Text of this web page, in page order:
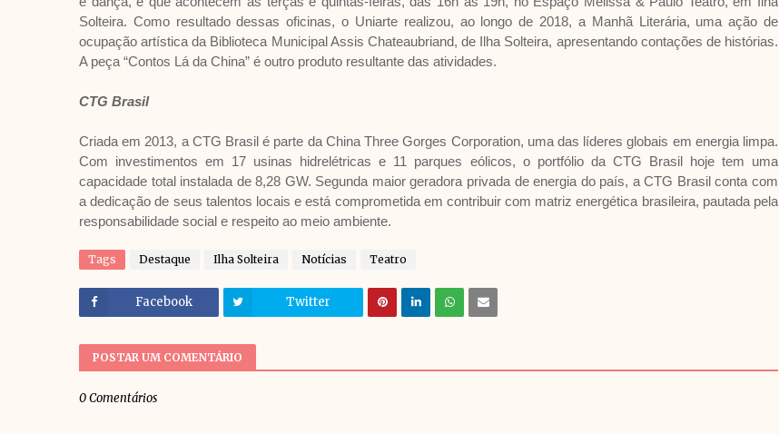
Solteira. Como resultado dessas oficinas, o Uniarte realizou, ao longo de 2018, a Manhã Literária, uma ação de
ocupação artística da Biblioteca Municipal Assis Chateaubriand, de Ilha Solteira, apresentando contações de histórias.
A peça “Contos Lá da China” é outro produto resultante das atividades.
CTG Brasil
Criada em 2013, a CTG Brasil é parte da China Three Gorges Corporation, uma das líderes globais em energia limpa.
Com investimentos em 17 usinas hidrelétricas e 11 parques eólicos, o portfólio da CTG Brasil hoje tem uma
capacidade total instalada de 8,28 GW. Segunda maior geradora privada de energia do país, a CTG Brasil conta com
a dedicação de seus talentos locais e está comprometida em contribuir com matriz energética brasileira, pautada pela
responsabilidade social e respeito ao meio ambiente.
Tags Destaque Ilha Solteira Notícias Teatro
Facebook Twitter
POSTAR UM COMENTÁRIO
0 Comentários